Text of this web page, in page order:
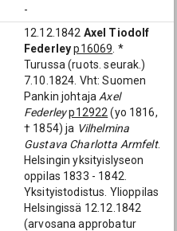
-
12.12.1842 Axel Tiodolf
Federley p16069 . *
Turussa (ruots. seurak.)
7.10.1824. Vht: Suomen
Pankin johtaja Axel
Federleyp12922 (yo 1816,
† 1854) ja Vilhelmina
Gustava Charlotta Armfelt.
Helsingin yksityislyseon
oppilas 1833 - 1842.
Yksityistodistus. Ylioppilas
Helsingissä 12.12.1842
(arvosana approbatur